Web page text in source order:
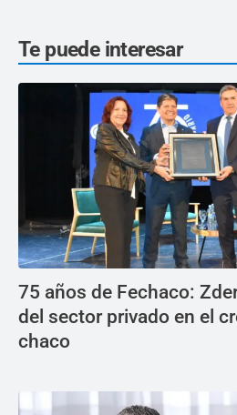
Te puede interesar
75 años de Fechaco:
del sector privado en el
chaco